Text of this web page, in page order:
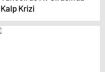
Kalp Krizi